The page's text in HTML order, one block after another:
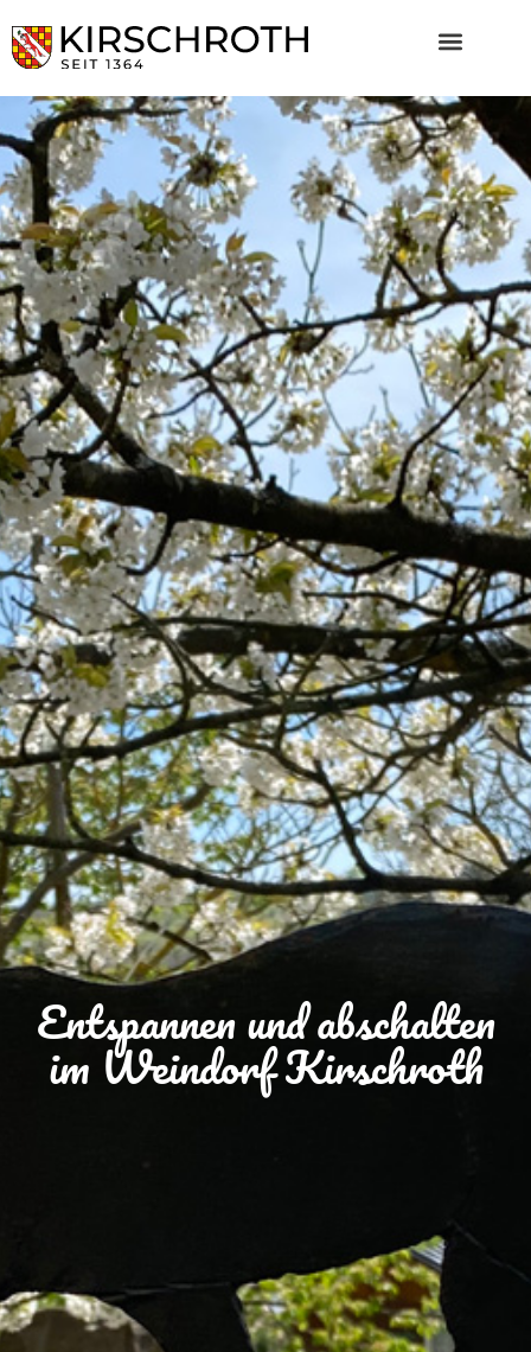
Entspannen und abschalten
im Weindorf Kirschroth